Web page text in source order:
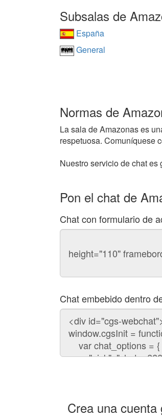
Subsalas de
España
General
Normas de
La sala de Amazonas es
respetuosa. Comuníquese
Nuestro servicio de chat es
Pon el chat de
Chat con formulario de
Código
chat
Chat embebido dentro
Código
para
embeber
chat
Crea una